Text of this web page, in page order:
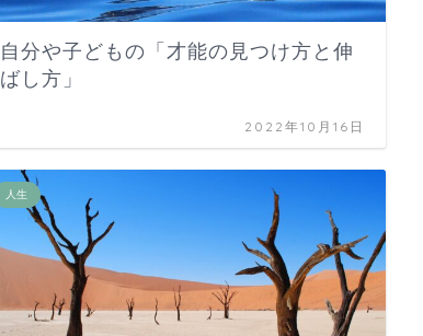
自分や子どもの「才能の見つけ方と伸
ばし方」
2022年10月16日
人生